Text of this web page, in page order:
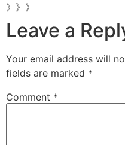
》》》
Leave a
Your email address will
fields are marked *
Comment *